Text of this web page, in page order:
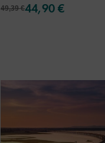
49,39 €44,90 €